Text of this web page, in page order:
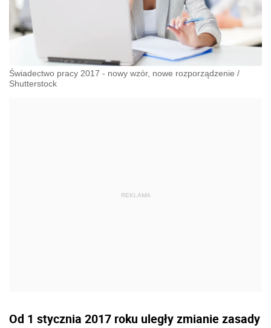
Świadectwo pracy 2017 - nowy wzór, nowe rozporządzenie /
Shutterstock
Od 1 stycznia 2017 roku uległy zmianie zasady